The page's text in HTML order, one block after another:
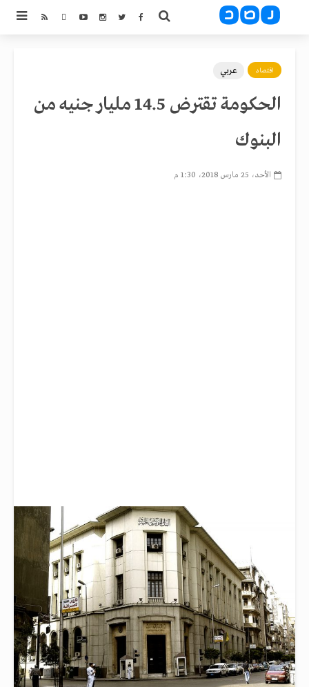
اقتصاد عربي
الحكومة تقترض 14.5 مليار جنيه من
البنوك
الأحد، 25 مارس 2018، 1:30 م